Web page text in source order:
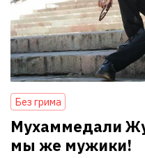
Без грима
Мухаммедали
мы же мужики!